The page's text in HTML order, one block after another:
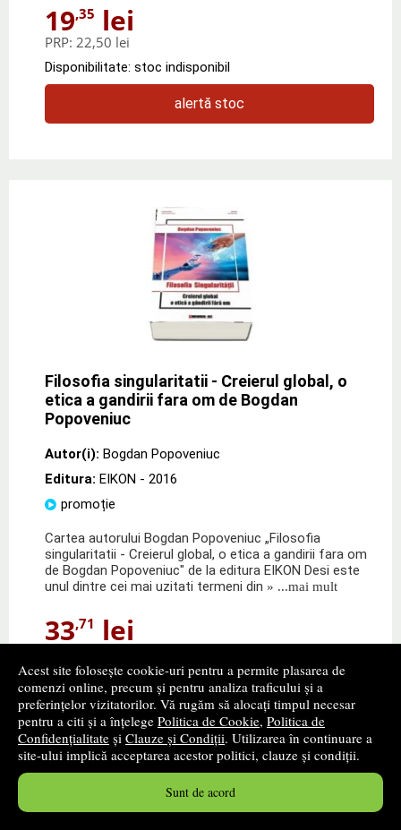
Acest site folosește cookie-uri pentru a permite plasarea de
comenzi online, precum și pentru analiza traficului și a
preferințelor vizitatorilor. Vă rugăm să alocați timpul necesar
pentru a citi și a înțelege Politica de Cookie, Politica de
Confidențialitate și Clauze și Condiții. Utilizarea în continuare a
site-ului implică acceptarea acestor politici, clauze și condiții.
Sunt de acord
19,35 lei
PRP: 22,50 lei
Disponibilitate: stoc indisponibil
alertă stoc
Filosofia singularitatii - Creierul global, o
etica a gandirii fara om de Bogdan
Popoveniuc
Autor(i): Bogdan Popoveniuc
Editura: EIKON - 2016
promoție
Cartea autorului Bogdan Popoveniuc „Filosofia
singularitatii - Creierul global, o etica a gandirii fara om
de Bogdan Popoveniuc" de la editura EIKON Desi este
unul dintre cei mai uzitati termeni din » ...mai mult
33,71 lei
Disponibilitate: stoc indisponibil
alertă stoc